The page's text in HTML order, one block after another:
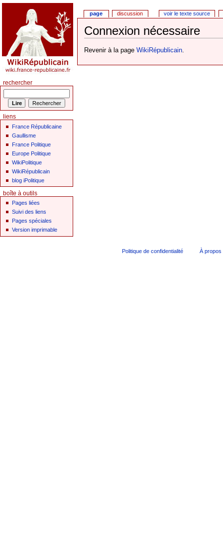
Connexion nécessaire
Revenir à la page WikiRépublicain.
page discussion voir le texte source
rechercher
liens
France Républicaine
Gaullisme
France Politique
Europe Politique
WikiPolitique
WikiRépublicain
blog iPolitique
boîte à outils
Pages liées
Suivi des liens
Pages spéciales
Version imprimable
Politique de confidentialité À propos